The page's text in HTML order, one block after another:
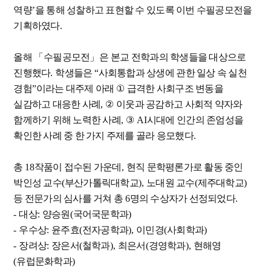
역량’을 통해 성찰하고 표현할 수 있도록 이번 수필공모전을
기획하였다.
올해 「 수필공모전 」 은 본교 전학과의 학생들을 대상으로
진행했다. 학생들은 “사회통합과 상생에 관한 일상 속 실천
경험”이라는 대주제 아래 ① 급격한 사회구조 변동을
실감하고 대응한 사례 , ② 이웃과 공감하고 사회적 약자와
함께하기 위해 노력한 사례 , ③ AI시대에 인간의 존엄성을
확인한 사례 중 한 가지 주제를 골라 응모했다.
총 18작품이 접수된 가운데 , 현직 문학평론가로 활동 중인
박인성 교수(부산가톨릭대학교), 노대원 교수(제주대학교)
등 전문가의 심사를 거쳐 총 6명의 수상자가 선정되었다.
-대상: 양승원(국어국문학과)
- 우수상: 윤주효(전자공학과), 이민경(사회학과)
- 장려상: 장은서(철학과), 최은서(경영학과), 현해영
(유럽문화학과)